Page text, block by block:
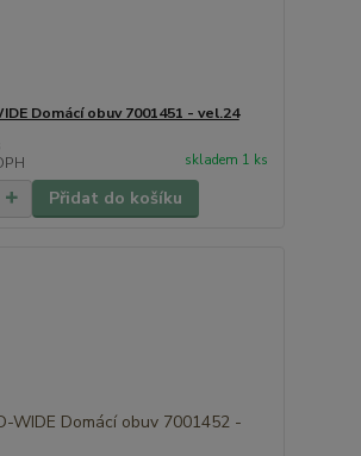
Domácí obuv 7001451 - vel.24
skladem 1 ks
Přidat do košíku